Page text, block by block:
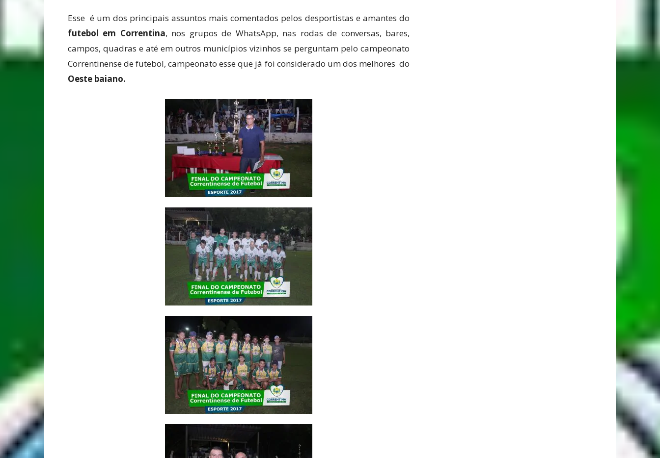
Esse é um dos principais assuntos mais comentados pelos desportistas e amantes do
futebol em Correntina, nos grupos de WhatsApp, nas rodas de conversas, bares,
campos, quadras e até em outros municípios vizinhos se perguntam pelo campeonato
Correntinense de futebol, campeonato esse que já foi considerado um dos melhores do
Oeste baiano.